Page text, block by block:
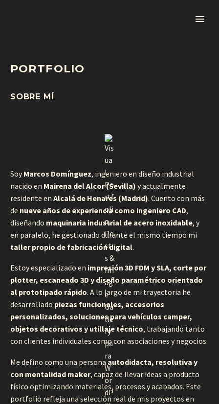
PORTFOLIO
SOBRE MÍ
SoyMarcos Domínguez, ingeniero en diseño industrial
nacido en Mairena del Alcor (Sevilla) y actualmente
residente en Alcalá de Henares (Madrid). Cuento con más
de nueve años de experiencia como ingeniero CAD,
diseñando maquinaria industrial de acero inoxidable, y
en paralelo, he gestionado durante el mismo tiempo mi
taller propio de fabricación digital.
Estoy especializado en impresión 3D FDM y SLA, corte por
plotter, escaneado 3D y diseño paramétrico orientado
al prototipado rápido. A lo largo de mi trayectoria he
desarrollado piezas funcionales, accesorios
personalizados, soluciones para vehículos camper,
objetos decorativos y utillaje técnico, trabajando tanto
con clientes individuales como con asociaciones y negocios.
Me defino como una persona autodidacta, resolutiva y
con mentalidad maker, capaz de llevar ideas a producto
físico optimizando materiales, procesos y acabados. Este
portfolio refleja una selección real de mis proyectos en